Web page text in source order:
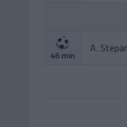
46 min
A.